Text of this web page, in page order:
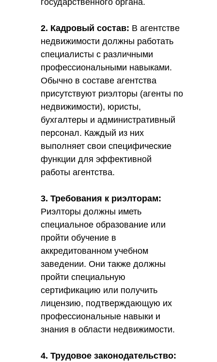
государственного органа.
2. Кадровый состав: В агентстве
недвижимости должны работать
специалисты с различными
профессиональными навыками.
Обычно в составе агентства
присутствуют риэлторы (агенты по
недвижимости), юристы,
бухгалтеры и административный
персонал. Каждый из них
выполняет свои специфические
функции для эффективной
работы агентства.
3. Требования к риэлторам:
Риэлторы должны иметь
специальное образование или
пройти обучение в
аккредитованном учебном
заведении. Они также должны
пройти специальную
сертификацию или получить
лицензию, подтверждающую их
профессиональные навыки и
знания в области недвижимости.
4. Трудовое законодательство: